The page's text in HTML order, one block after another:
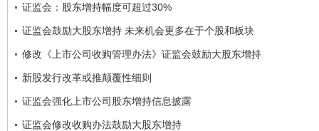
证监会：股东增持幅度可超过30%
证监会鼓励大股东增持 未来机会更多在于个股和板块
修改《上市公司收购管理办法》证监会鼓励大股东增持
新股发行改革或推颠覆性细则
证监会强化上市公司股东增持信息披露
证监会修改收购办法鼓励大股东增持